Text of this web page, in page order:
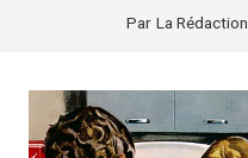
Par La Rédaction